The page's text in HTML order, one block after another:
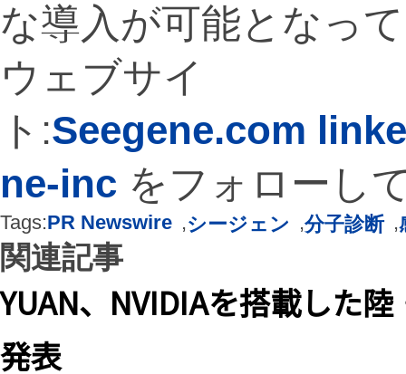
な導入が可能となっ
ウェブサイ
ト:Seegene.com
ne-inc をフォローし
Tags:PR Newswire ,シージェン ,分子診断 ,
関連記事
YUAN、NVIDIAを搭載した
発表